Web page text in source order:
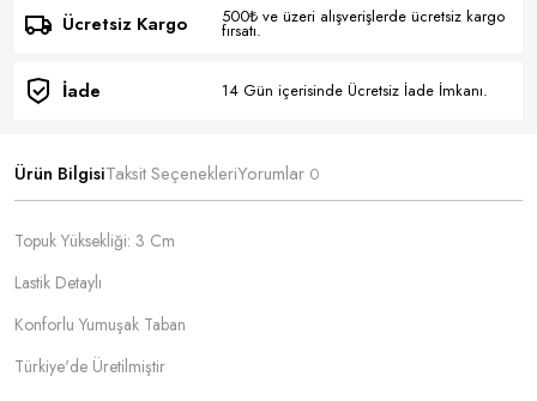
Ücretsiz Kargo 500₺ ve üzeri alışverişlerde ücretsiz kargo
fırsatı.
İade 14 Gün içerisinde Ücretsiz İade İmkanı.
Ürün BilgisiTaksit SeçenekleriYorumlar 0
Topuk Yüksekliği: 3 Cm
Lastik Detaylı
Konforlu Yumuşak Taban
Türkiye'de Üretilmiştir